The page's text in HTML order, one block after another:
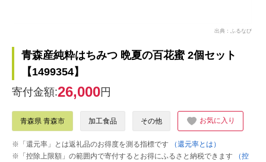
出典：ふるなび
青森産純粋はちみつ 晩夏の百花蜜 2個セット
【1499354】
寄付金額:26,000円
青森県 青森市 加工食品 その他 お気に入り
※「還元率」とは返礼品のお得度を測る指標です
（還元率とは）
※「控除上限額」の範囲内で寄付するとお得にふるさと納税できます
（控